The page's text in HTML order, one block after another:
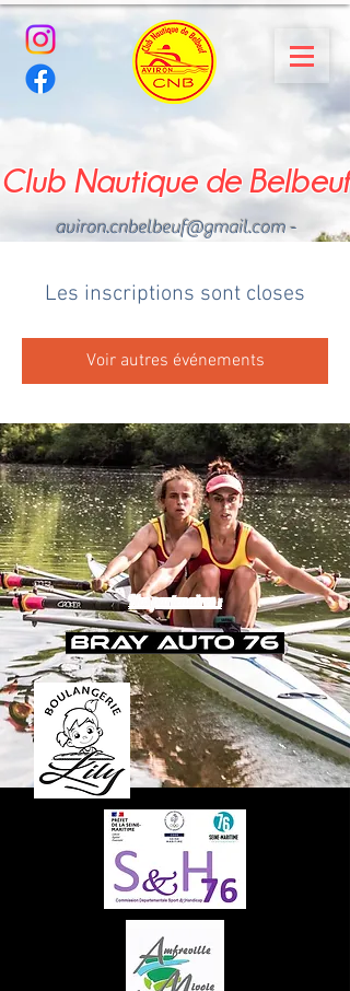
Club Nautique de Belbeuf
aviron.cnbelbeuf@gmail.com-
Les inscriptions sont closes
Voir autres événements
Nos partenaires :